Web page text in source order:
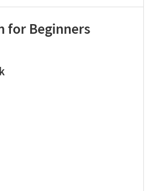
for Beginners